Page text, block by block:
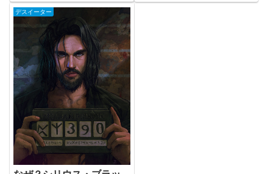
デスイーター